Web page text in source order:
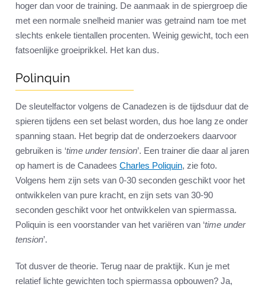
hoger dan voor de training. De aanmaak in de spiergroep die
met een normale snelheid manier was getraind nam toe met
slechts enkele tientallen procenten. Weinig gewicht, toch een
fatsoenlijke groeiprikkel. Het kan dus.
Polinquin
De sleutelfactor volgens de Canadezen is de tijdsduur dat de
spieren tijdens een set belast worden, dus hoe lang ze onder
spanning staan. Het begrip dat de onderzoekers daarvoor
gebruiken is ‘time under tension’. Een trainer die daar al jaren
op hamert is de Canadees Charles Poliquin, zie foto.
Volgens hem zijn sets van 0-30 seconden geschikt voor het
ontwikkelen van pure kracht, en zijn sets van 30-90
seconden geschikt voor het ontwikkelen van spiermassa.
Poliquin is een voorstander van het variëren van ‘time under
tension’.
Tot dusver de theorie. Terug naar de praktijk. Kun je met
relatief lichte gewichten toch spiermassa opbouwen? Ja,